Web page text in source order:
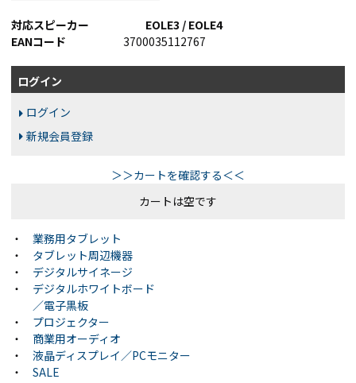
対応スピーカー
EOLE3 / EOLE4
EANコード
3700035112767
ログイン
ログイン
新規会員登録
＞＞カートを確認する＜＜
カートは空です
・
業務用タブレット
・
タブレット周辺機器
・
デジタルサイネージ
・
デジタルホワイトボード
／電子黒板
・
プロジェクター
・
商業用オーディオ
・
液晶ディスプレイ／PCモニター
・
SALE